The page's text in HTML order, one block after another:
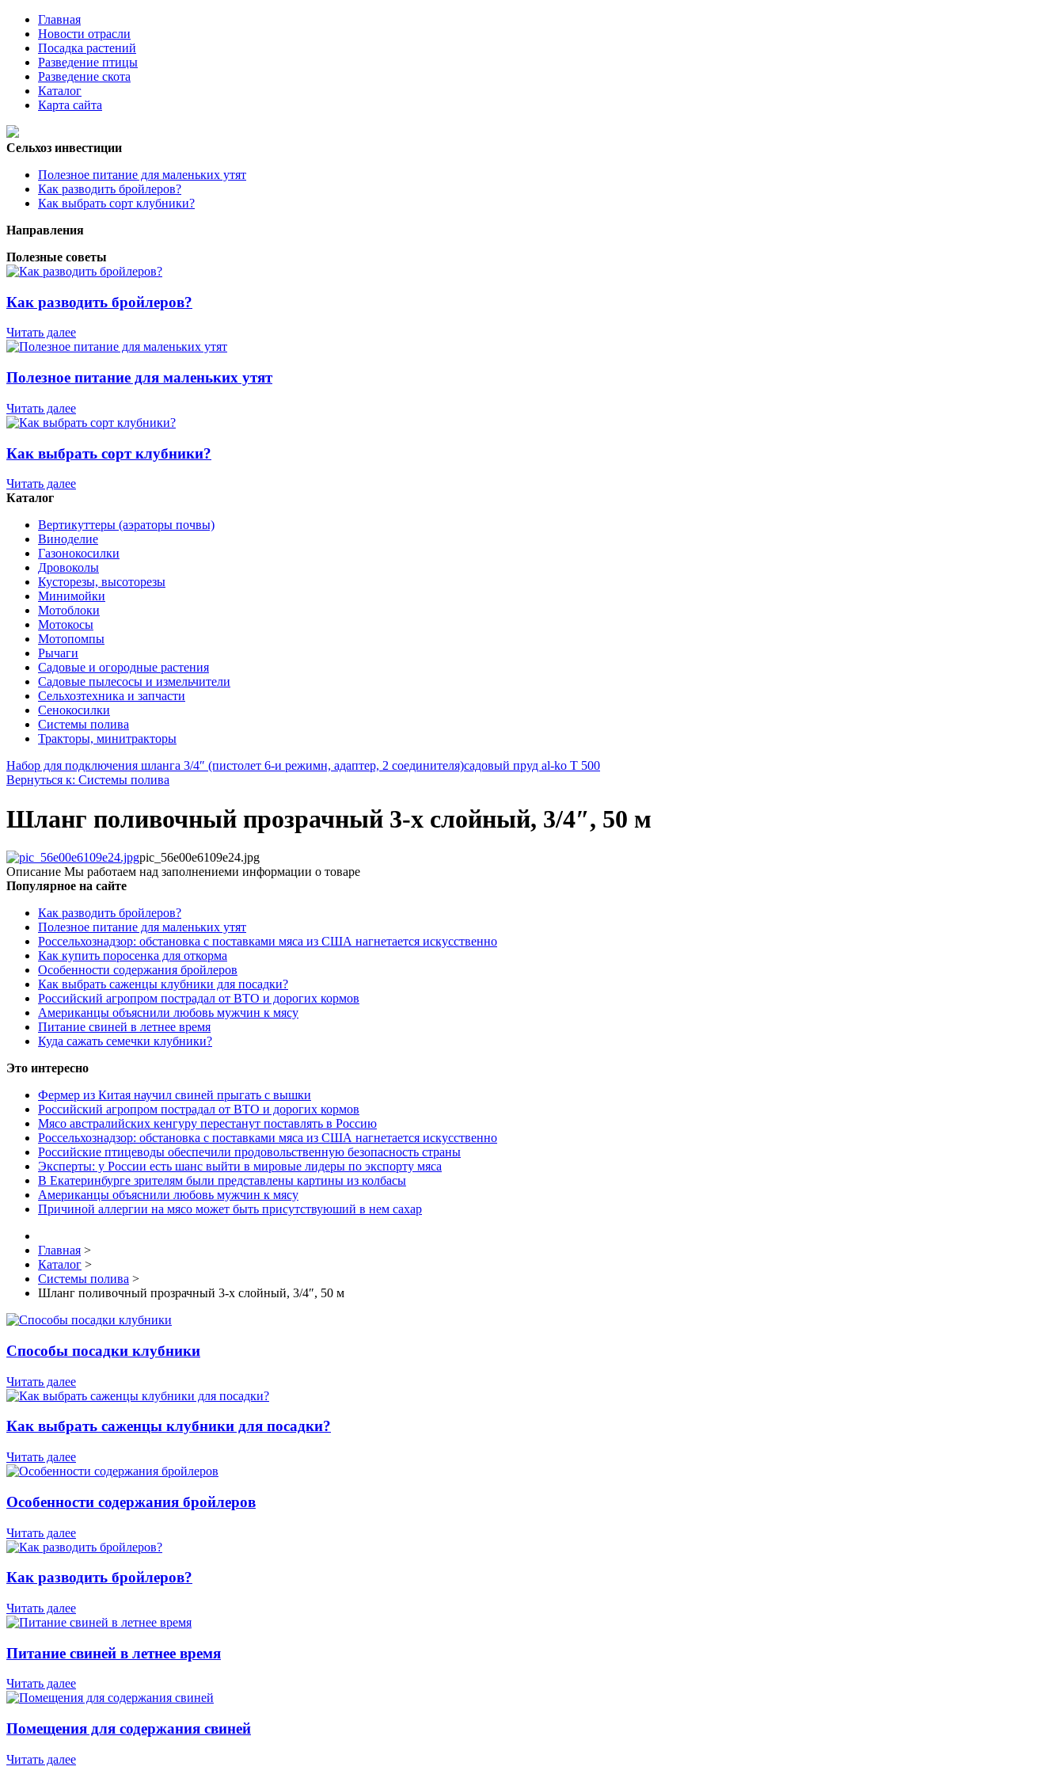
Главная
Новости отрасли
Посадка растений
Разведение птицы
Разведение скота
Каталог
Карта сайта
Сельхоз инвестиции
Полезное питание для маленьких утят
Как разводить бройлеров?
Как выбрать сорт клубники?
Направления
Полезные советы
Как разводить бройлеров?
Читать далее
Полезное питание для маленьких утят
Читать далее
Как выбрать сорт клубники?
Читать далее
Каталог
Вертикуттеры (аэраторы почвы)
Виноделие
Газонокосилки
Дровоколы
Кусторезы, высоторезы
Минимойки
Мотоблоки
Мотокосы
Мотопомпы
Рычаги
Садовые и огородные растения
Садовые пылесосы и измельчители
Сельхозтехника и запчасти
Сенокосилки
Системы полива
Тракторы, минитракторы
Набор для подключения шланга 3/4″ (пистолет 6-и режимн, адаптер, 2 соединителя)садовый пруд al-ko T 500
Вернуться к: Системы полива
Шланг поливочный прозрачный 3-х слойный, 3/4″, 50 м
pic_56e00e6109e24.jpg
Описание Мы работаем над заполнениеми информации о товаре
Популярное на сайте
Как разводить бройлеров?
Полезное питание для маленьких утят
Россельхознадзор: обстановка с поставками мяса из США нагнетается искусственно
Как купить поросенка для откорма
Особенности содержания бройлеров
Как выбрать саженцы клубники для посадки?
Российский агропром пострадал от ВТО и дорогих кормов
Американцы объяснили любовь мужчин к мясу
Питание свиней в летнее время
Куда сажать семечки клубники?
Это интересно
Фермер из Китая научил свиней прыгать с вышки
Российский агропром пострадал от ВТО и дорогих кормов
Мясо австралийских кенгуру перестанут поставлять в Россию
Россельхознадзор: обстановка с поставками мяса из США нагнетается искусственно
Российские птицеводы обеспечили продовольственную безопасность страны
Эксперты: у России есть шанс выйти в мировые лидеры по экспорту мяса
В Екатеринбурге зрителям были представлены картины из колбасы
Американцы объяснили любовь мужчин к мясу
Причиной аллергии на мясо может быть присутствуюший в нем сахар
Главная >
Каталог >
Системы полива >
Шланг поливочный прозрачный 3-х слойный, 3/4″, 50 м
Способы посадки клубники
Читать далее
Как выбрать саженцы клубники для посадки?
Читать далее
Особенности содержания бройлеров
Читать далее
Как разводить бройлеров?
Читать далее
Питание свиней в летнее время
Читать далее
Помещения для содержания свиней
Читать далее